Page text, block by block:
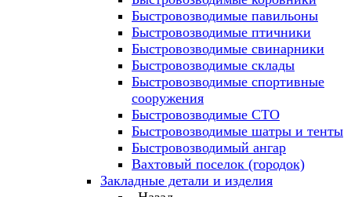
Быстровозводимые павильоны
Быстровозводимые птичники
Быстровозводимые свинарники
Быстровозводимые склады
Быстровозводимые спортивные
сооружения
Быстровозводимые СТО
Быстровозводимые шатры и тенты
Быстровозводимый ангар
Вахтовый поселок (городок)
Закладные детали и изделия